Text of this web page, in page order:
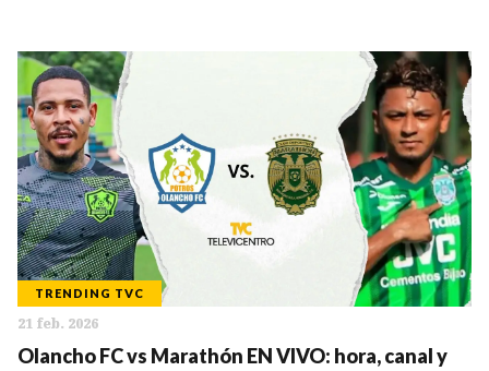
TRENDING TVC
21 feb. 2026
Olancho FC vs Marathón EN VIVO: hora, canal y